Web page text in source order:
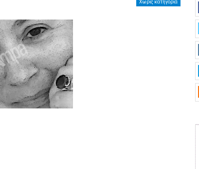
Χωρίς κατηγορία